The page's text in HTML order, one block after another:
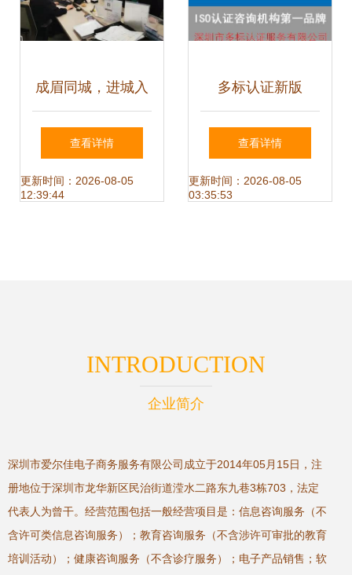
成眉同城，进城入
圈 新区七大亮点引
领发展新篇章
查看详情
更新时间：2026-08-05
12:39:44
多标认证新版
ISO14000咨询辅
导机构综合实力排
查看详情
更新时间：2026-08-05
03:35:53
INTRODUCTION
企业简介
深圳市爱尔佳电子商务服务有限公司成立于2014年05月15日，注
册地位于深圳市龙华新区民治街道滢水二路东九巷3栋703，法定
代表人为曾干。经营范围包括一般经营项目是：信息咨询服务（不
含许可类信息咨询服务）；教育咨询服务（不含涉许可审批的教育
培训活动）；健康咨询服务（不含诊疗服务）；电子产品销售；软